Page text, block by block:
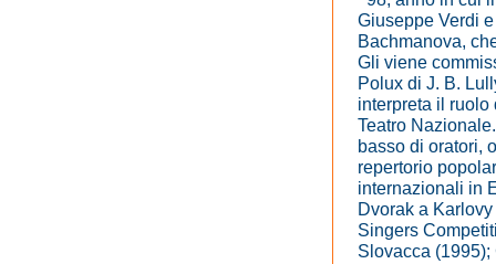
Giuseppe Verdi
Bachmanova,
Gli viene
Polux di J. B.
interpreta il ruolo
Teatro
basso di oratori,
repertorio
internazionali in
Dvorak a
Singers
Slovacca